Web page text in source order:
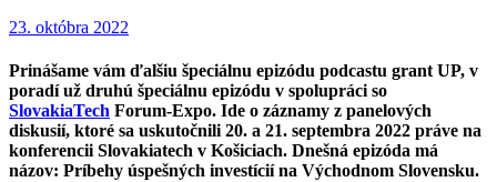
Posted
23. októbra 2022
Prinášame vám ďalšiu špeciálnu epizódu podcastu grant UP, v
poradí už druhú špeciálnu epizódu v spolupráci so
SlovakiaTech Forum-Expo. Ide o záznamy z panelových
diskusií, ktoré sa uskutočnili 20. a 21. septembra 2022 práve na
konferencii Slovakiatech v Košiciach. Dnešná epizóda má
názov: Príbehy úspešných investícií na Východnom Slovensku.